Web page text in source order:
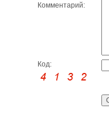
Комментарий:
Код: